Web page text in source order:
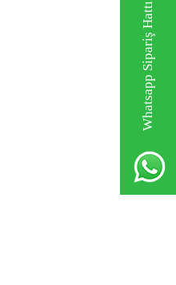
Whatsapp Sipariş Hattı